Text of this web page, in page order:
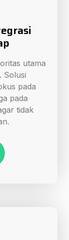
utama
Solusi
pada
pada
tidak